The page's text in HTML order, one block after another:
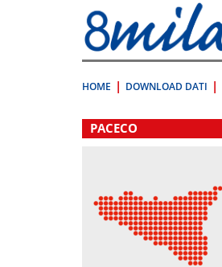
direttamente
a:
Contenuto
HOME DOWNLOAD DATI
.
PACECO